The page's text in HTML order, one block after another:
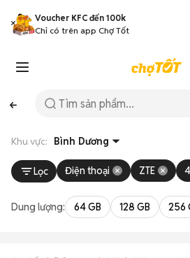
Voucher KFC đến 100k
Chỉ có trên app Chợ Tốt
Khu vực: Bình Dương
Lọc Điện thoại ZTE
Dung lượng: 64 GB 128 GB 256